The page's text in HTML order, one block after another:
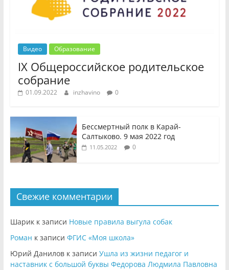
Видео Образование
IX Общероссийское родительское
собрание
01.09.2022 inzhavino 0
Бессмертный полк в Карай-
Салтыково. 9 мая 2022 год
11.05.2022 0
Свежие комментарии
Шарикк записи Новые правила выгула собак
Роман к записи ФГИС «Моя школа»
Юрий Даниловк записи Ушла из жизни педагог и
наставник с большой буквы Федорова Людмила Павловна